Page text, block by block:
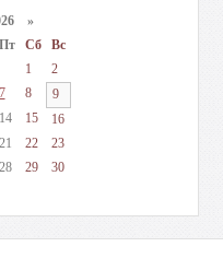
»
Пт Сб
Вс
1
2
7 8
9
14 15
16
21 22
23
28 29
30